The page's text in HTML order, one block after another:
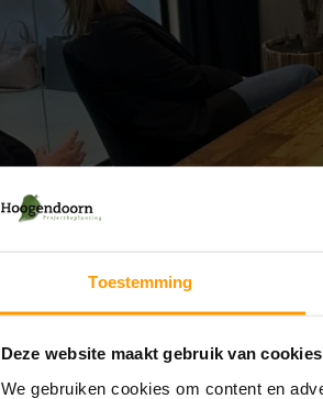
Toestemming
Deze website maakt gebruik van cookies
We gebruiken cookies om content en